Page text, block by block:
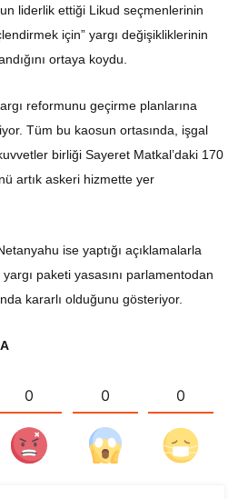
liderlik ettiği Likud seçmenlerinin
için” yargı değişikliklerinin
ortaya koydu.
reformunu geçirme planlarına
Tüm bu kaosun ortasında, işgal
birliği Sayeret Matkal’daki 170
artık askeri hizmette yer
ise yaptığı açıklamalarla
paketi yasasını parlamentodan
kararlı olduğunu gösteriyor.
0 0 0